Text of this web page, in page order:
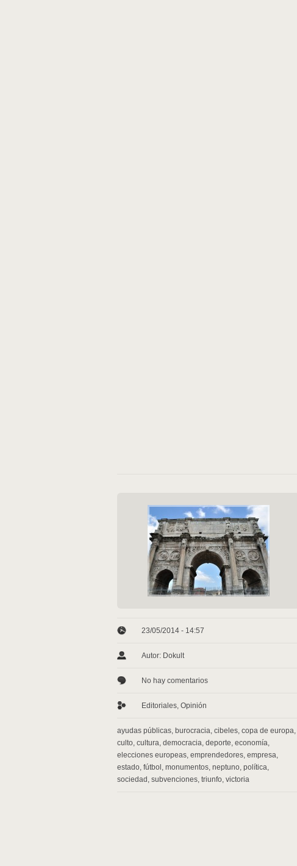
23/05/2014 - 14:57
Autor: Dokult
No hay comentarios
Editoriales, Opinión
ayudas públicas, burocracia, cibeles, copa de europa,
culto, cultura, democracia, deporte, economía,
elecciones europeas, emprendedores, empresa,
estado, fútbol , monumentos, neptuno, política,
sociedad , subvenciones, triunfo, victoria